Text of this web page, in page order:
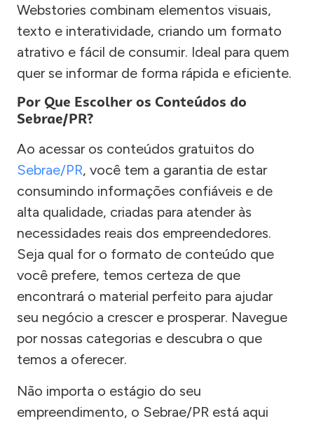
Webstories combinam elementos visuais,
texto e interatividade, criando um formato
atrativo e fácil de consumir. Ideal para quem
quer se informar de forma rápida e eficiente.
Por Que Escolher os Conteúdos do
Sebrae/PR?
Ao acessar os conteúdos gratuitos do
Sebrae/PR, você tem a garantia de estar
consumindo informações confiáveis e de
alta qualidade, criadas para atender às
necessidades reais dos empreendedores.
Seja qual for o formato de conteúdo que
você prefere, temos certeza de que
encontrará o material perfeito para ajudar
seu negócio a crescer e prosperar. Navegue
por nossas categorias e descubra o que
temos a oferecer.
Não importa o estágio do seu
empreendimento, o Sebrae/PR está aqui